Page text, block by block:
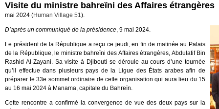
Visite du ministre bahreïni des Affaires étrangères
mai 2024 (Human Village 51).
D’après un communiqué de la présidence, 9 mai 2024.
Le président de la République a reçu ce jeudi, en fin de matinée au Palais
de la République, le ministre bahreïni des Affaires étrangères, Abdulatif Bin
Rashid Al-Zayani. Sa visite à Djibouti se déroule au cours d’une tournée
qu’il effectue dans plusieurs pays de la Ligue des États arabes afin de
préparer le 33e sommet ordinaire de cette organisation qui aura lieu du 15
au 16 mai 2024 à Manama, capitale du Bahreïn.
Cette rencontre a confirmé la convergence de vue des deux pays sur la